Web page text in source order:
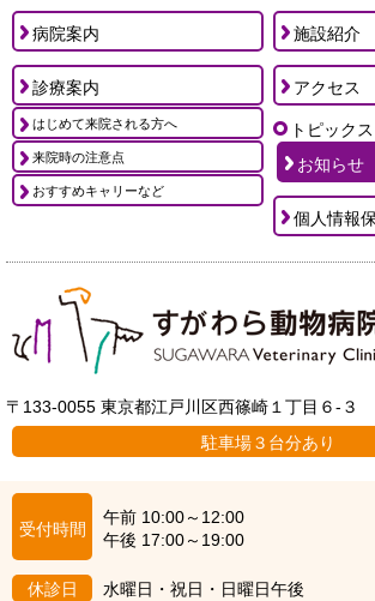
病院案内
診療案内
はじめて来院される方へ
来院時の注意点
おすすめキャリーなど
施設紹介
アクセス
トピックス
お知らせ
個人情報
〒133-0055 東京都江戸川区西篠崎１丁目６-３
駐車場３台分あり
受付時間
午前 10:00～12:00
午後 17:00～19:00
休診日 水曜日・祝日・日曜日午後